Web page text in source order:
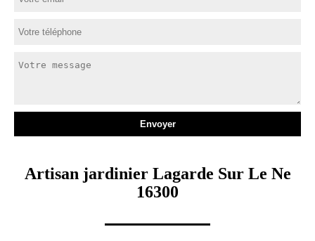
Artisan jardinier Lagarde Sur Le Ne
16300